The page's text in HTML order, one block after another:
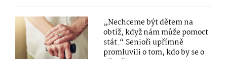
„Nechceme být dětem na
obtíž, když nám může pomoct
stát.“ Senioři upřímně
promluvili o tom, kdo by se o